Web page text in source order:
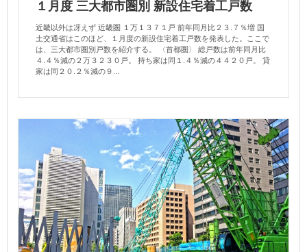
１月度 三大都市圏別 新設住宅着工戸数
近畿以外は冴えず 近畿圏 １万１３７１戸 前年同月比２３.７％増 国
土交通省はこのほど、１月度の新設住宅着工戸数を発表した。ここで
は、三大都市圏別戸数を紹介する。 〈首都圏〉 総戸数は前年同月比
４.４％減の２万３２３０戸。 持ち家は同１.４％減の４４２０戸。 貸
家は同２０.２％減の９...